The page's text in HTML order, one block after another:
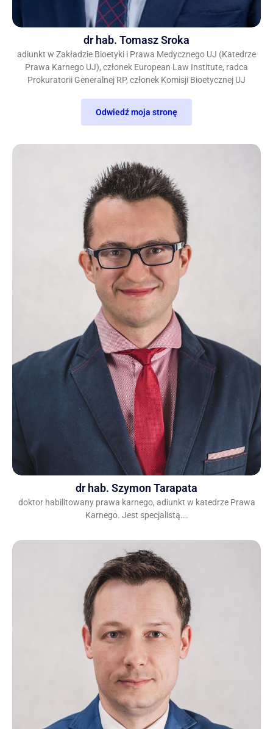
dr hab. Tomasz Sroka
adiunkt w Zakładzie Bioetyki i Prawa Medycznego UJ (Katedrze
Prawa Karnego UJ), członek European Law Institute, radca
Prokuratorii Generalnej RP, członek Komisji Bioetycznej UJ
Odwiedź moja stronę
dr hab. Szymon Tarapata
doktor habilitowany prawa karnego, adiunkt w katedrze Prawa
Karnego. Jest specjalistą….